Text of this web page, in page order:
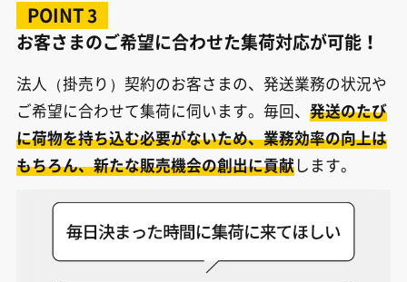
POINT3
お客さまのご希望に合わせた集荷対応が可能！
法人（掛売り）契約のお客さまの、発送業務の状況や
ご希望に合わせて集荷に伺います。毎回、 発送のたび
に荷物を持ち込む必要がないため、業務効率の向上は
もちろん、新たな販売機会の創出に貢献します。